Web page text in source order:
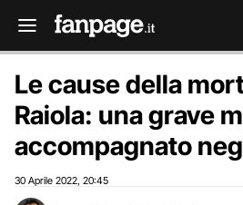
Le cause della
Raiola: una grave
accompagnato
30 Aprile 2022 20:45